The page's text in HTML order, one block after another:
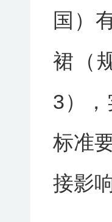
国）
裙（
3）
标准
接影